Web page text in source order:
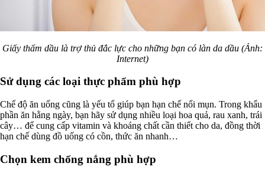
Giấy thấm dầu là trợ thủ đắc lực cho những bạn có làn da dầu (Ảnh:
Internet)
Sử dụng các loại thực phẩm phù hợp
Chế độ ăn uống cũng là yếu tố giúp bạn hạn chế nổi mụn. Trong khẩu
phần ăn hằng ngày, bạn hãy sử dụng nhiều loại hoa quả, rau xanh, trái
cây… để cung cấp vitamin và khoáng chất cần thiết cho da, đồng thời
hạn chế dùng đồ uống có cồn, thức ăn nhanh…
Chọn kem chống nắng phù hợp